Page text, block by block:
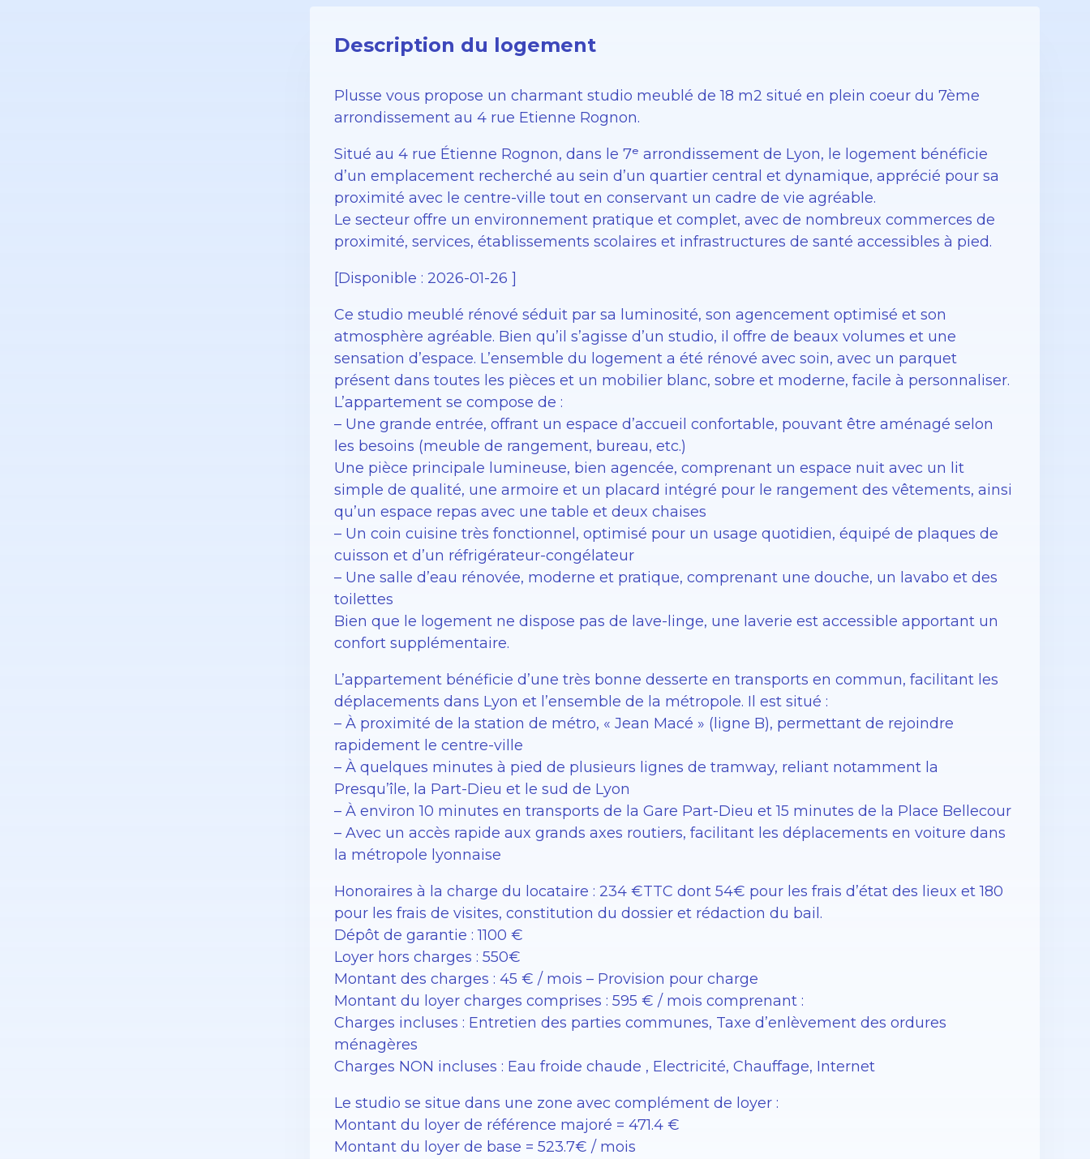
Description du logement
Plusse vous propose un charmant studio meublé de 18 m2 situé en plein coeur du 7ème
arrondissement au 4 rue Etienne Rognon.
Situé au 4 rue Étienne Rognon, dans le 7ᵉ arrondissement de Lyon, le logement bénéficie
d’un emplacement recherché au sein d’un quartier central et dynamique, apprécié pour sa
proximité avec le centre-ville tout en conservant un cadre de vie agréable.
Le secteur offre un environnement pratique et complet, avec de nombreux commerces de
proximité, services, établissements scolaires et infrastructures de santé accessibles à pied.
[Disponible : 2026-01-26 ]
Ce studio meublé rénové séduit par sa luminosité, son agencement optimisé et son
atmosphère agréable. Bien qu’il s’agisse d’un studio, il offre de beaux volumes et une
sensation d’espace. L’ensemble du logement a été rénové avec soin, avec un parquet
présent dans toutes les pièces et un mobilier blanc, sobre et moderne, facile à personnaliser.
L’appartement se compose de :
– Une grande entrée, offrant un espace d’accueil confortable, pouvant être aménagé selon
les besoins (meuble de rangement, bureau, etc.)
Une pièce principale lumineuse, bien agencée, comprenant un espace nuit avec un lit
simple de qualité, une armoire et un placard intégré pour le rangement des vêtements, ainsi
qu’un espace repas avec une table et deux chaises
– Un coin cuisine très fonctionnel, optimisé pour un usage quotidien, équipé de plaques de
cuisson et d’un réfrigérateur-congélateur
– Une salle d’eau rénovée, moderne et pratique, comprenant une douche, un lavabo et des
toilettes
Bien que le logement ne dispose pas de lave-linge, une laverie est accessible apportant un
confort supplémentaire.
L’appartement bénéficie d’une très bonne desserte en transports en commun, facilitant les
déplacements dans Lyon et l’ensemble de la métropole. Il est situé :
– À proximité de la station de métro, « Jean Macé » (ligne B), permettant de rejoindre
rapidement le centre-ville
– À quelques minutes à pied de plusieurs lignes de tramway, reliant notamment la
Presqu’île, la Part-Dieu et le sud de Lyon
– À environ 10 minutes en transports de la Gare Part-Dieu et 15 minutes de la Place Bellecour
– Avec un accès rapide aux grands axes routiers, facilitant les déplacements en voiture dans
la métropole lyonnaise
Honoraires à la charge du locataire : 234 €TTC dont 54€ pour les frais d’état des lieux et 180
pour les frais de visites, constitution du dossier et rédaction du bail.
Dépôt de garantie : 1100 €
Loyer hors charges : 550€
Montant des charges : 45 € / mois – Provision pour charge
Montant du loyer charges comprises : 595 € / mois comprenant :
Charges incluses : Entretien des parties communes, Taxe d’enlèvement des ordures
ménagères
Charges NON incluses : Eau froide chaude , Electricité, Chauffage, Internet
Le studio se situe dans une zone avec complément de loyer :
Montant du loyer de référence majoré = 471.4 €
Montant du loyer de base = 523.7€ / mois